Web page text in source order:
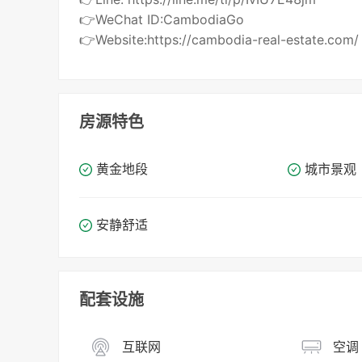
👉WeChat ID:CambodiaGo
👉Website:https://cambodia-real-estate.com/
房源特色
黄金地段 城市景观
安静舒适
配套设施
互联网 空调